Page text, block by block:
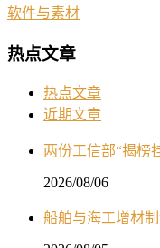
软件与素材
热点文章
热点文章
近期文章
两份工信部“揭榜
2026/08/06
船舶与海工增材